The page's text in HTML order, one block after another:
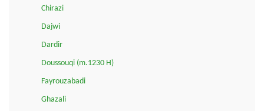
Chirazi
Dajwi
Dardir
Doussouqi (m.1230 H)
Fayrouzabadi
Ghazali